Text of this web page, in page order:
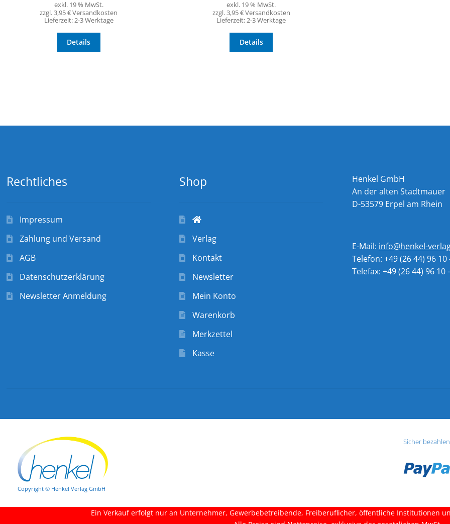
exkl. 19 % MwSt.
zzgl. 3,95 € Versandkosten
Lieferzeit:2-3 Werktage
Details
exkl. 19 % MwSt.
zzgl. 3,95 € Versandkosten
Lieferzeit:2-3 Werktage
Details
Rechtliches
Impressum
Zahlung und Versand
AGB
Datenschutzerklärung
Newsletter Anmeldung
Shop
Verlag
Kontakt
Newsletter
Mein Konto
Warenkorb
Merkzettel
Kasse
Henkel GmbH
An der alten Stadtmauer
D-53579 Erpel am Rhein
E-Mail: info@henkel-
Telefon: +49 (26 44) 96 10
Telefax: +49 (26 44) 96 10
Copyright © Henkel Verlag GmbH
Sicher bezahlen
Ein Verkauf erfolgt nur an Unternehmer, Gewerbebetreibende, Freiberuflicher, öffentliche Institutionen